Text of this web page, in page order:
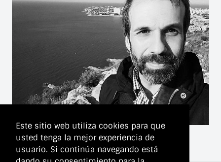
Este sitio web utiliza cookies para que
usted tenga la mejor experiencia de
usuario. Si continúa navegando está